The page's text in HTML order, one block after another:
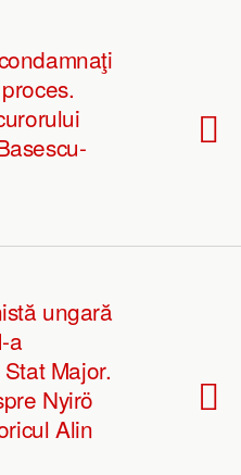
ungară
a
Major.
Nyirö
Alin